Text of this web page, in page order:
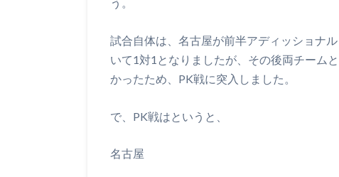
う。
試合自体は、名古屋が前半アディッショナ
いて1対1となりましたが、その後両チーム
かったため、PK戦に突入しました。
で、PK戦はというと、
名古屋